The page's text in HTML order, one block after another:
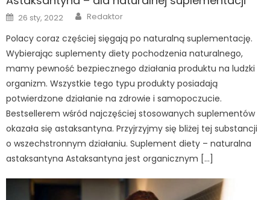
Posted
on
26 sty, 2022 Author
Redaktor
Polacy coraz częściej sięgają po naturalną suplementację.
Wybierając suplementy diety pochodzenia naturalnego,
mamy pewność bezpiecznego działania produktu na ludzki
organizm. Wszystkie tego typu produkty posiadają
potwierdzone działanie na zdrowie i samopoczucie.
Bestsellerem wśród najczęściej stosowanych suplementów
okazała się astaksantyna. Przyjrzyjmy się bliżej tej substancji
o wszechstronnym działaniu. Suplement diety – naturalna
astaksantyna Astaksantyna jest organicznym […]